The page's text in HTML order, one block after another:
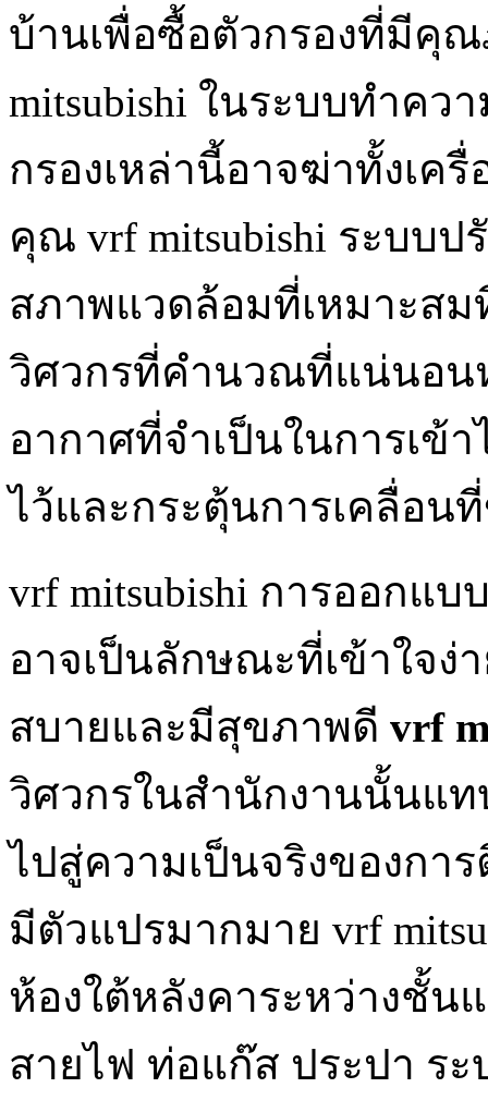
บ้านเพื่อซื้อตัวกรองที่มีคุ
mitsubishi ในระบบทำค
กรองเหล่านี้อาจฆ่าทั้งเค
คุณ vrf mitsubishi ระบบ
สภาพแวดล้อมที่เหมาะส
วิศวกรที่คำนวณที่แน่นอน
อากาศที่จำเป็นในการเข้
ไว้และกระตุ้นการเคลื่อน
vrf mitsubishi การออกแ
อาจเป็นลักษณะที่เข้าใจ
สบายและมีสุขภาพดี vrf
วิศวกรในสำนักงานนั้นแท
ไปสู่ความเป็นจริงของกา
มีตัวแปรมากมาย vrf
ห้องใต้หลังคาระหว่างชั้น
สายไฟ ท่อแก๊ส ประปา ร